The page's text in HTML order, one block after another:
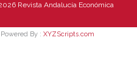
Revista Andalucía Económica
Powered By : XYZScripts.com